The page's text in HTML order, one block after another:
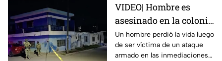
VIDEO| Hombre es
asesinado en la colonia
Morelos en Mazatlán
Un hombre perdió la vida luego
de ser víctima de un ataque
armado en las inmediaciones